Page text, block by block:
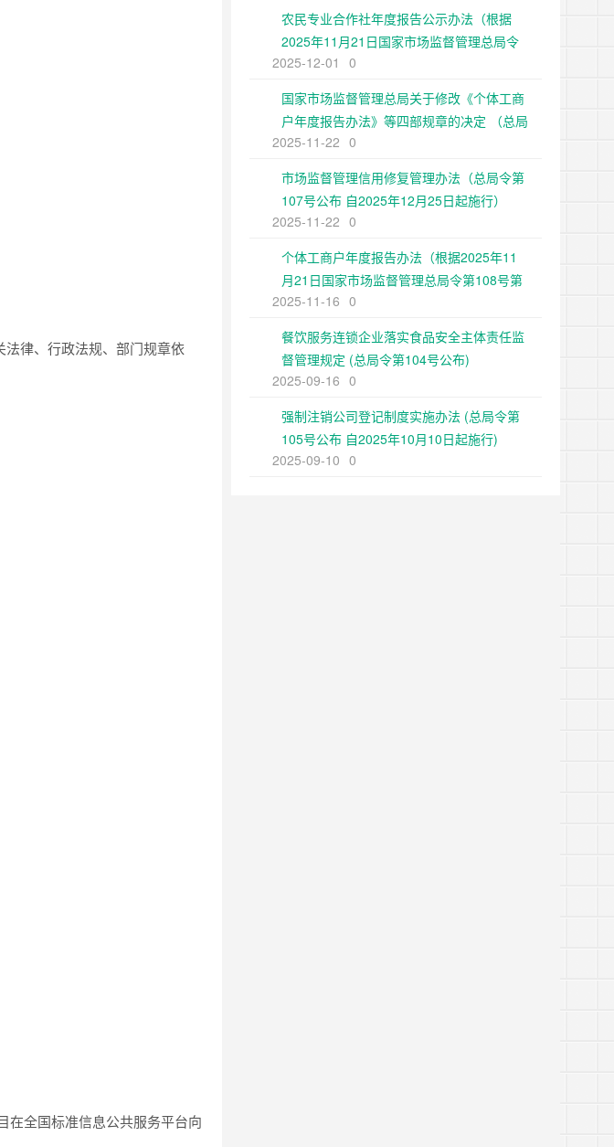
法律、行政法规、部门规章依
在全国标准信息公共服务平台向
农民专业合作社年度报告公示办法（根据
2025年11月21日国家市场监督管理总局令
第108号第二次修正）
2025-12-01
0
国家市场监督管理总局关于修改《个体工商
户年度报告办法》等四部规章的决定 （总局
令第108号公布 自2025年12月25日起施
2025-11-22 0
市场监督管理信用修复管理办法（总局令第
107号公布 自2025年12月25日起施行）
2025-11-22 0
个体工商户年度报告办法（根据2025年11
月21日国家市场监督管理总局令第108号第
二次修正）
2025-11-16 0
餐饮服务连锁企业落实食品安全主体责任监
督管理规定 (总局令第104号公布)
2025-09-16 0
强制注销公司登记制度实施办法 (总局令第
105号公布 自2025年10月10日起施行)
2025-09-10 0